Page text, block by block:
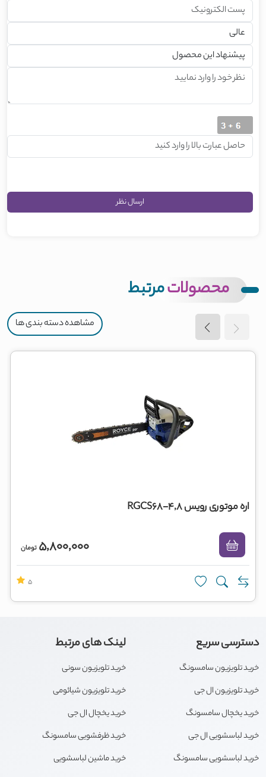
محصولاتمرتبط
مشاهده دسته بندی ها
اره موتوری رویس RGCS68-4,8
5,800,000 تومان
5
دسترسی سریع
خرید تلویزیون سامسونگ
خرید تلویزیون ال جی
خرید یخچال سامسونگ
خرید لباسشویی ال جی
خرید لباسشویی سامسونگ
لینک های مرتبط
خرید تلویزیون سونی
خرید تلویزیون شیائومی
خرید یخچال ال جی
خرید ظرفشویی سامسونگ
خرید ماشین لباسشویی